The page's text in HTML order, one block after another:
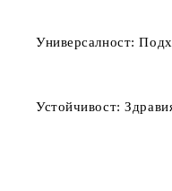
Универсалност:
Устойчивост: